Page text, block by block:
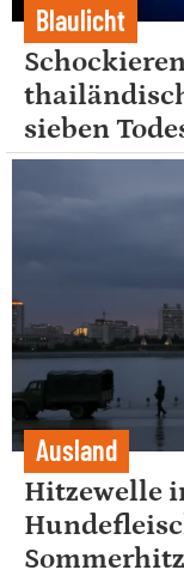
Blaulicht
sieben
Ausland
Hitzewelle